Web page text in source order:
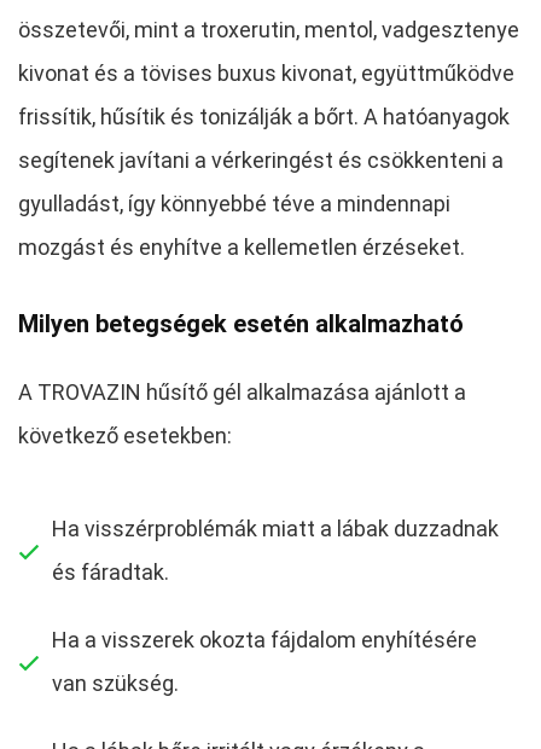
összetevői, mint a troxerutin, mentol, vadgesztenye
kivonat és a tövises buxus kivonat, együttműködve
frissítik, hűsítik és tonizálják a bőrt. A hatóanyagok
segítenek javítani a vérkeringést és csökkenteni a
gyulladást, így könnyebbé téve a mindennapi
mozgást és enyhítve a kellemetlen érzéseket.
Milyen betegségek esetén alkalmazható
A TROVAZIN hűsítő gél alkalmazása ajánlott a
következő esetekben:
Ha visszérproblémák miatt a lábak duzzadnak
és fáradtak.
Ha a visszerek okozta fájdalom enyhítésére
van szükség.